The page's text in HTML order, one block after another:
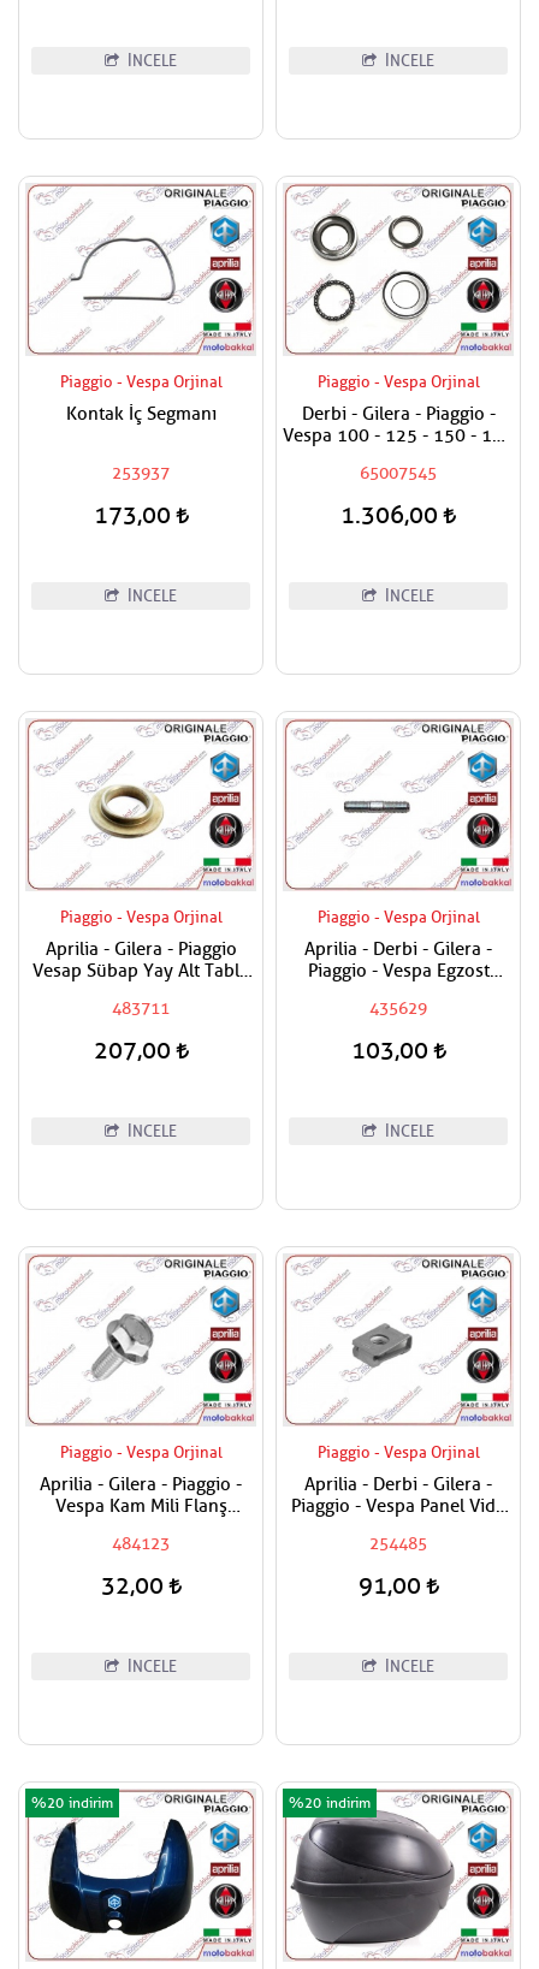
İNCELE İNCELE
Piaggio - Vespa Orjinal
Kontak İç Segmanı
253937
173,00
İNCELE
Piaggio - Vespa Orjinal
Derbi - Gilera - Piaggio -
Vespa 100 - 125 - 150 - 180
Maşa Rulman Set Alt - Furş
Rulman Set Alt
65007545
1.306,00
İNCELE
Piaggio - Vespa Orjinal
Aprilia - Gilera - Piaggio
Vesap Sübap Yay Alt Tabla
483711
207,00
İNCELE
Piaggio - Vespa Orjinal
Aprilia - Derbi - Gilera -
Piaggio - Vespa Egzost
Fiyatıdır
435629
103,00
İNCELE
Piaggio - Vespa Orjinal
Aprilia - Gilera - Piaggio -
Vespa Kam Mili Flanş
484123
32,00
İNCELE
Piaggio - Vespa Orjinal
Aprilia - Derbi - Gilera -
Piaggio - Vespa Panel Vida
254485
91,00
İNCELE
%20 %20